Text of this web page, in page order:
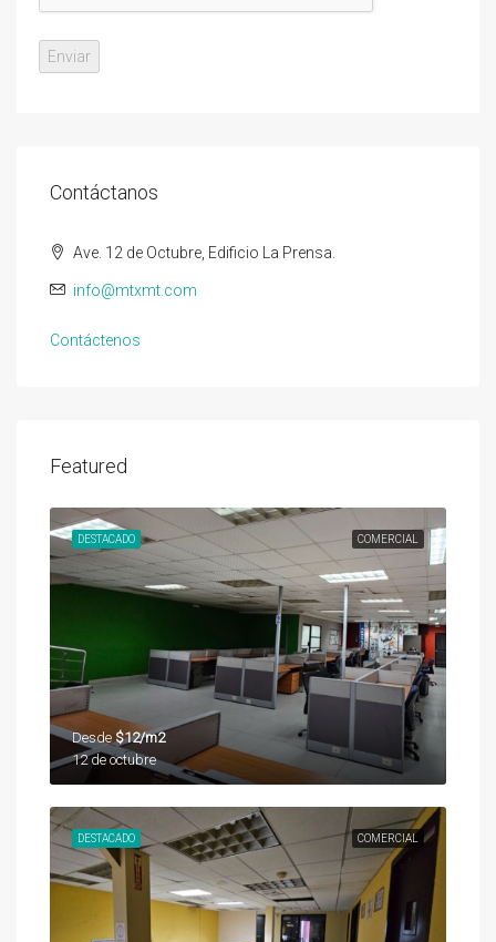
Contáctanos
Ave. 12 de Octubre, Edificio La Prensa.
info@mtxmt.com
Contáctenos
Featured
COMERCIAL
DESTACADO
Desde$12/m2
12 de octubre
COMERCIAL
DESTACADO